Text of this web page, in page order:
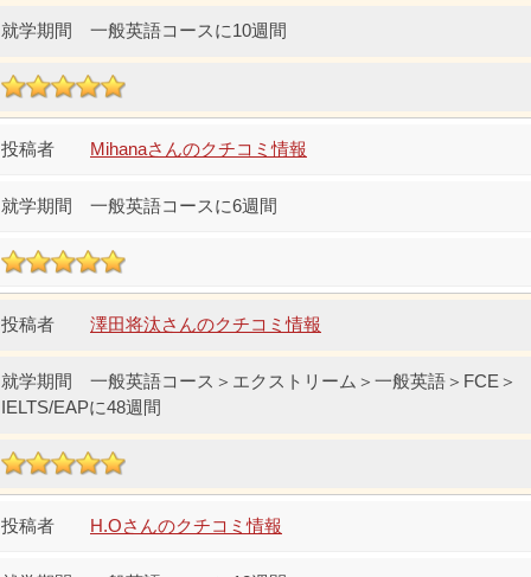
一般英語コースに10週間
Mihanaさんのクチコミ情報
一般英語コースに6週間
澤田将汰さんのクチコミ情報
一般英語コース＞エクストリーム＞一般英語＞FCE＞
IELTS/EAPに48週間
H.Oさんのクチコミ情報